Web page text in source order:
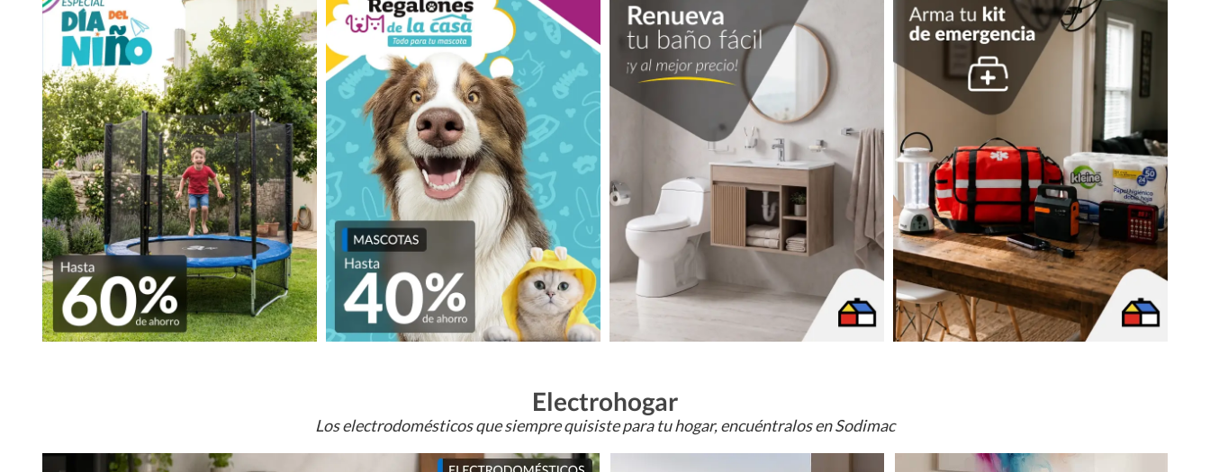
Electrohogar
Los electrodomésticos que siempre quisiste para tu hogar, encuéntralos en Sodimac